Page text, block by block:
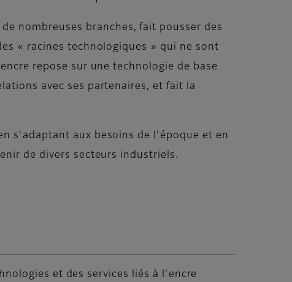
nombreuses branches, fait pousser des
« racines technologiques » qui ne sont
repose sur une technologie de base
avec ses partenaires, et fait la
s'adaptant aux besoins de l'époque et en
de divers secteurs industriels.
et des services liés à l'encre